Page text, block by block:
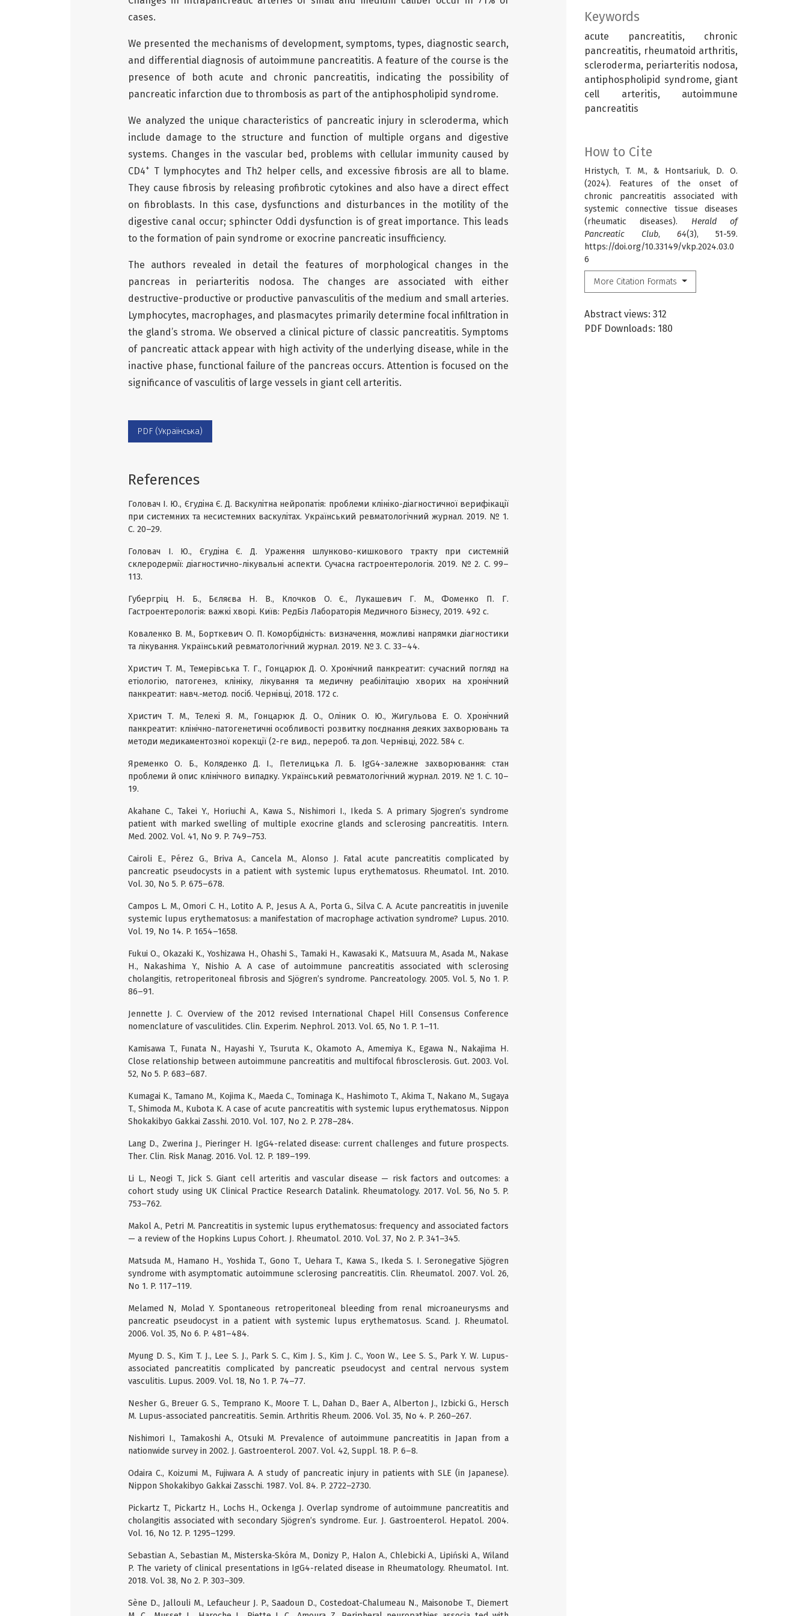
Keywords
acute pancreatitis, chronic
pancreatitis, rheumatoid arthritis,
scleroderma, periarteritis nodosa,
antiphospholipid syndrome, giant
cell arteritis, autoimmune
pancreatitis
How to Cite
Hristych, T. M., & Hontsariuk, D. O.
(2024). Features of the onset of
chronic pancreatitis associated with
systemic connective tissue diseases
(rheumatic diseases). Herald of
Pancreatic Club, 64(3), 51-59.
https://doi.org/10.33149/vkp.2024.03.0
6
More Citation Formats
Abstract views: 312
PDF Downloads: 180
cases.
We presented the mechanisms of development, symptoms, types, diagnostic search,
and differential diagnosis of autoimmune pancreatitis. A feature of the course is the
presence of both acute and chronic pancreatitis, indicating the possibility of
pancreatic infarction due to thrombosis as part of the antiphospholipid syndrome.
We analyzed the unique characteristics of pancreatic injury in scleroderma, which
include damage to the structure and function of multiple organs and digestive
systems. Changes in the vascular bed, problems with cellular immunity caused by
CD4+
T lymphocytes and Th2 helper cells, and excessive fibrosis are all to blame.
They cause fibrosis by releasing profibrotic cytokines and also have a direct effect
on fibroblasts. In this case, dysfunctions and disturbances in the motility of the
digestive canal occur; sphincter Oddi dysfunction is of great importance. This leads
to the formation of pain syndrome or exocrine pancreatic insufficiency.
The authors revealed in detail the features of morphological changes in the
pancreas in periarteritis nodosa. The changes are associated with either
destructive-productive or productive panvasculitis of the medium and small arteries.
Lymphocytes, macrophages, and plasmacytes primarily determine focal infiltration in
the gland’s stroma. We observed a clinical picture of classic pancreatitis. Symptoms
of pancreatic attack appear with high activity of the underlying disease, while in the
inactive phase, functional failure of the pancreas occurs. Attention is focused on the
significance of vasculitis of large vessels in giant cell arteritis.
PDF (Українська)
References
Головач І. Ю., Єгудіна Є. Д. Васкулітна нейропатія: проблеми клініко-діагностичної верифікації
при системних та несистемних васкулітах. Український ревматологічний журнал. 2019. № 1.
С. 20–29.
Головач І. Ю., Єгудіна Є. Д. Ураження шлунково-кишкового тракту при системній
склеродермії: діагностично-лікувальні аспекти. Сучасна гастроентерологія. 2019. № 2. С. 99–
113.
Губергріц Н. Б., Бєляєва Н. В., Клочков О. Є., Лукашевич Г. М., Фоменко П. Г.
Гастроентерологія: важкі хворі. Київ: РедБіз Лабораторія Медичного Бізнесу, 2019. 492 с.
Коваленко В. М., Борткевич О. П. Коморбідність: визначення, можливі напрямки діагностики
та лікування. Український ревматологічний журнал. 2019. № 3. С. 33–44.
Христич Т. М., Темерівська Т. Г., Гонцарюк Д. О. Хронічний панкреатит: сучасний погляд на
етіологію, патогенез, клініку, лікування та медичну реабілітацію хворих на хронічний
панкреатит: навч.-метод. посіб. Чернівці, 2018. 172 с.
Христич Т. М., Телекі Я. М., Гонцарюк Д. О., Оліник О. Ю., Жигульова Е. О. Хронічний
панкреатит: клінічно-патогенетичні особливості розвитку поєднання деяких захворювань та
методи медикаментозної корекції (2-ге вид., перероб. та доп. Чернівці, 2022. 584 с.
Яременко О. Б., Коляденко Д. І., Петелицька Л. Б. IgG4-залежне захворювання: стан
проблеми й опис клінічного випадку. Український ревматологічний журнал. 2019. № 1. С. 10–
19.
Akahane C., Takei Y., Horiuchi A., Kawa S., Nishimori I., Ikeda S. A primary Sjоgren’s syndrome
patient with marked swelling of multiple exocrine glands and sclerosing pancreatitis. Intern.
Med. 2002. Vol. 41, No 9. P. 749–753.
Cairoli E., Pérez G., Briva A., Cancela M., Alonso J. Fatal acute pancreatitis complicated by
pancreatic pseudocysts in a patient with systemic lupus erythematosus. Rheumatol. Int. 2010.
Vol. 30, No 5. P. 675–678.
Campos L. M., Omori C. H., Lotito A. P., Jesus A. A., Porta G., Silva C. A. Acute pancreatitis in juvenile
systemic lupus erythematosus: a manifestation of macrophage activation syndrome? Lupus. 2010.
Vol. 19, No 14. P. 1654–1658.
Fukui O., Okazaki K., Yoshizawa H., Ohashi S., Tamaki H., Kawasaki K., Matsuura M., Asada M., Nakase
H., Nakashima Y., Nishio A. A case of autoimmune pancreatitis associated with sclerosing
cholangitis, retroperitoneal fibrosis and Sjögren’s syndrome. Pancreatology. 2005. Vol. 5, No 1. P.
86–91.
Jennette J. C. Overview of the 2012 revised International Chapel Hill Consensus Conference
nomenclature of vasculitides. Clin. Experim. Nephrol. 2013. Vol. 65, No 1. P. 1–11.
Kamisawa T., Funata N., Hayashi Y., Tsuruta K., Okamoto A., Amemiya K., Egawa N., Nakajima H.
Close relationship between autoimmune pancreatitis and multifocal fibrosclerosis. Gut. 2003. Vol.
52, No 5. P. 683–687.
Kumagai K., Tamano M., Kojima K., Maeda C., Tominaga K., Hashimoto T., Akima T., Nakano M., Sugaya
T., Shimoda M., Kubota K. A case of acute pancreatitis with systemic lupus erythematosus. Nippon
Shokakibyo Gakkai Zasshi. 2010. Vol. 107, No 2. P. 278–284.
Lang D., Zwerina J., Pieringer H. IgG4-related disease: current challenges and future prospects.
Ther. Clin. Risk Manag. 2016. Vol. 12. P. 189–199.
Li L., Neogi T., Jick S. Giant cell arteritis and vascular disease — risk factors and outcomes: a
cohort study using UK Clinical Practice Research Datalink. Rheumatology. 2017. Vol. 56, No 5. P.
753–762.
Makol A., Petri M. Pancreatitis in systemic lupus erythematosus: frequency and associated factors
— a review of the Hopkins Lupus Cohort. J. Rheumatol. 2010. Vol. 37, No 2. P. 341–345.
Matsuda M., Hamano H., Yoshida T., Gono T., Uehara T., Kawa S., Ikeda S. I. Seronegative Sjögren
syndrome with asymptomatic autoimmune sclerosing pancreatitis. Clin. Rheumatol. 2007. Vol. 26,
No 1. P. 117–119.
Melamed N, Molad Y. Spontaneous retroperitoneal bleeding from renal microaneurysms and
pancreatic pseudocyst in a patient with systemic lupus erythematosus. Scand. J. Rheumatol.
2006. Vol. 35, No 6. P. 481–484.
Myung D. S., Kim T. J., Lee S. J., Park S. C., Kim J. S., Kim J. C., Yoon W., Lee S. S., Park Y. W. Lupus-
associated pancreatitis complicated by pancreatic pseudocyst and central nervous system
vasculitis. Lupus. 2009. Vol. 18, No 1. P. 74–77.
Nesher G., Breuer G. S., Temprano K., Moore T. L., Dahan D., Baer A., Alberton J., Izbicki G., Hersch
M. Lupus-associated pancreatitis. Semin. Arthritis Rheum. 2006. Vol. 35, No 4. P. 260–267.
Nishimori I., Tamakoshi A., Otsuki M. Prevalence of autoimmune pancreatitis in Japan from a
nationwide survey in 2002. J. Gastroenterol. 2007. Vol. 42, Suppl. 18. P. 6–8.
Odaira C., Koizumi M., Fujiwara A. A study of pancreatic injurу in patients with SLE (in Japanese).
Nippon Shokakibyo Gakkai Zasschi. 1987. Vol. 84. P. 2722–2730.
Pickartz T., Pickartz H., Lochs H., Ockenga J. Overlap syndrome of autoimmune pancreatitis and
cholangitis associated with secondary Sjögren’s syndrome. Eur. J. Gastroenterol. Hepatol. 2004.
Vol. 16, No 12. P. 1295–1299.
Sebastian A., Sebastian M., Misterska-Skóra M., Donizy P., Halon A., Chlebicki A., Lipiński A., Wiland
P. The variety of clinical presentations in IgG4-related disease in Rheumatology. Rheumatol. Int.
2018. Vol. 38, No 2. P. 303–309.
Sène D., Jallouli M., Lefaucheur J. P., Saadoun D., Costedoat-Chalumeau N., Maisonobe T., Diemert